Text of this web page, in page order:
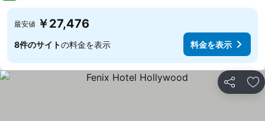
最安値 ￥27,476
8件のサイトの料金を表示 料金を表示
シェア お